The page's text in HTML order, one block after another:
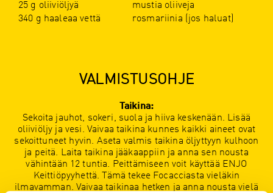
25 g oliiviöljyä
340 g haaleaa vettä
mustia oliiveja
rosmariinia (jos haluat)
VALMISTUSOHJE
Taikina:
Sekoita jauhot, sokeri, suola ja hiiva keskenään. Lisää
oliiviöljy ja vesi. Vaivaa taikina kunnes kaikki aineet ovat
sekoittuneet hyvin. Aseta valmis taikina öljyttyyn kulhoon
ja peitä. Laita taikina jääkaappiin ja anna sen nousta
vähintään 12 tuntia. Peittämiseen voit käyttää ENJO
Keittiöpyyhettä. Tämä tekee Focacciasta vieläkin
ilmavamman. Vaivaa taikinaa hetken ja anna nousta vielä